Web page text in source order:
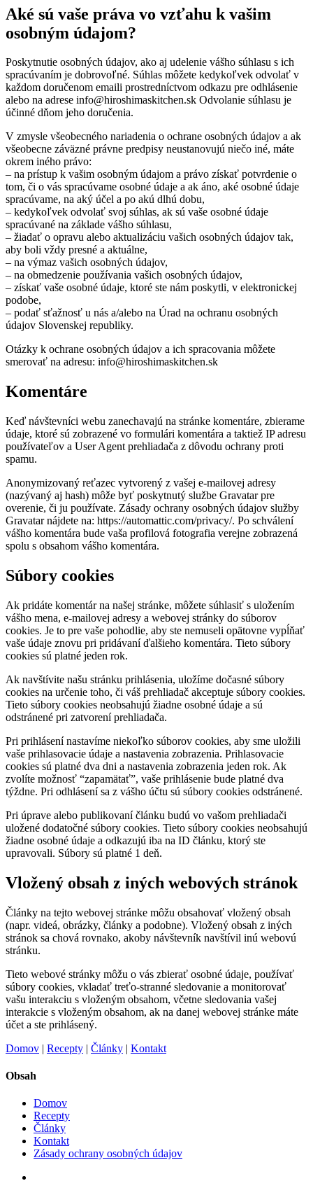
Aké sú vaše práva vo vzťahu k vašim
osobným údajom?
Poskytnutie osobných údajov, ako aj udelenie vášho súhlasu s ich
spracúvaním je dobrovoľné. Súhlas môžete kedykoľvek odvolať v
každom doručenom emaili prostredníctvom odkazu pre odhlásenie
alebo na adrese info@hiroshimaskitchen.sk Odvolanie súhlasu je
účinné dňom jeho doručenia.
V zmysle všeobecného nariadenia o ochrane osobných údajov a ak
všeobecne záväzné právne predpisy neustanovujú niečo iné, máte
okrem iného právo:
– na prístup k vašim osobným údajom a právo získať potvrdenie o
tom, či o vás spracúvame osobné údaje a ak áno, aké osobné údaje
spracúvame, na aký účel a po akú dlhú dobu,
– kedykoľvek odvolať svoj súhlas, ak sú vaše osobné údaje
spracúvané na základe vášho súhlasu,
– žiadať o opravu alebo aktualizáciu vašich osobných údajov tak,
aby boli vždy presné a aktuálne,
– na výmaz vašich osobných údajov,
– na obmedzenie používania vašich osobných údajov,
– získať vaše osobné údaje, ktoré ste nám poskytli, v elektronickej
podobe,
– podať sťažnosť u nás a/alebo na Úrad na ochranu osobných
údajov Slovenskej republiky.
Otázky k ochrane osobných údajov a ich spracovania môžete
smerovať na adresu: info@hiroshimaskitchen.sk
Komentáre
Keď návštevníci webu zanechavajú na stránke komentáre, zbierame
údaje, ktoré sú zobrazené vo formulári komentára a taktiež IP adresu
používateľov a User Agent prehliadača z dôvodu ochrany proti
spamu.
Anonymizovaný reťazec vytvorený z vašej e-mailovej adresy
(nazývaný aj hash) môže byť poskytnutý službe Gravatar pre
overenie, či ju používate. Zásady ochrany osobných údajov služby
Gravatar nájdete na: https://automattic.com/privacy/. Po schválení
vášho komentára bude vaša profilová fotografia verejne zobrazená
spolu s obsahom vášho komentára.
Súbory cookies
Ak pridáte komentár na našej stránke, môžete súhlasiť s uložením
vášho mena, e-mailovej adresy a webovej stránky do súborov
cookies. Je to pre vaše pohodlie, aby ste nemuseli opätovne vypĺňať
vaše údaje znovu pri pridávaní ďalšieho komentára. Tieto súbory
cookies sú platné jeden rok.
Ak navštívite našu stránku prihlásenia, uložíme dočasné súbory
cookies na určenie toho, či váš prehliadač akceptuje súbory cookies.
Tieto súbory cookies neobsahujú žiadne osobné údaje a sú
odstránené pri zatvorení prehliadača.
Pri prihlásení nastavíme niekoľko súborov cookies, aby sme uložili
vaše prihlasovacie údaje a nastavenia zobrazenia. Prihlasovacie
cookies sú platné dva dni a nastavenia zobrazenia jeden rok. Ak
zvolíte možnosť “zapamätať”, vaše prihlásenie bude platné dva
týždne. Pri odhlásení sa z vášho účtu sú súbory cookies odstránené.
Pri úprave alebo publikovaní článku budú vo vašom prehliadači
uložené dodatočné súbory cookies. Tieto súbory cookies neobsahujú
žiadne osobné údaje a odkazujú iba na ID článku, ktorý ste
upravovali. Súbory sú platné 1 deň.
Vložený obsah z iných webových stránok
Články na tejto webovej stránke môžu obsahovať vložený obsah
(napr. videá, obrázky, články a podobne). Vložený obsah z iných
stránok sa chová rovnako, akoby návštevník navštívil inú webovú
stránku.
Tieto webové stránky môžu o vás zbierať osobné údaje, používať
súbory cookies, vkladať treťo-stranné sledovanie a monitorovať
vašu interakciu s vloženým obsahom, včetne sledovania vašej
interakcie s vloženým obsahom, ak na danej webovej stránke máte
účet a ste prihlásený.
Domov | Recepty | Články | Kontakt
Obsah
Domov
Recepty
Články
Kontakt
Zásady ochrany osobných údajov